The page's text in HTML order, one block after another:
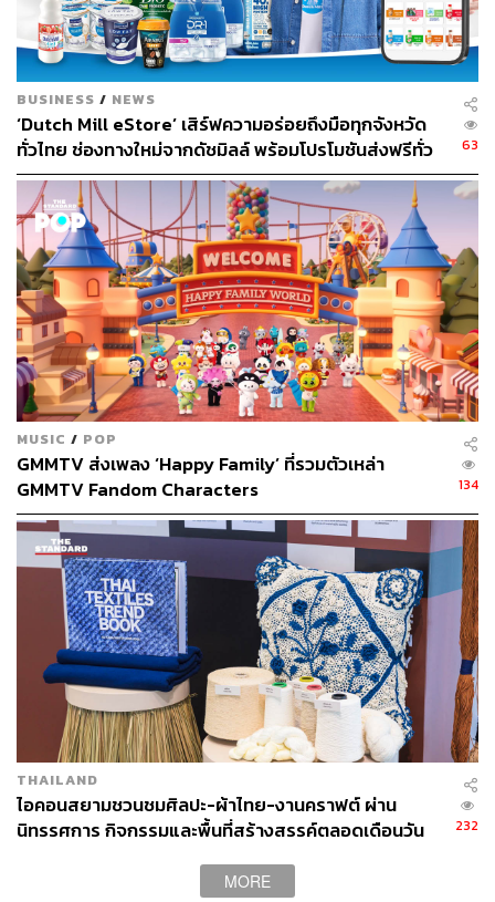
และเพื่อให้การสื่อสารทรงพลังยิ่งขึ้น จึงนำเสนอผ่าน Music
Marketingที่ใช้ดนตรีและความสนุกเป็นตัวกลางในการ
สื่อสารเรื่อง self-love และ self-definition ในแบบเข้าถึงง่าย
ทำนองติดหู และสร้างการจดจำแบรนด์ให้กับผู้คน
แม้โลกบิวตี้วันนี้จะเต็มไปด้วยเทรนด์ใหม่และนิยามความงาม
ที่เปลี่ยนอยู่ตลอดเวลา แต่ sasi เชื่อว่า คนที่มีสิทธิ์นิยามความ
งามของเราได้ดีที่สุด ก็คือ “ตัวเราเอง”
รักที่เราเป็นเรา อิสระในการเป็นเรา ไปด้วยกันศิ
Because “We” Can
ติดตามรายละเอียดแคมเปญเพิ่มเติมได้ที่ sasidiary ›
TAGS: เก้า-สุภัสสรา ธนชาต เพลงใหม่
Sasi
PROXIE (พร็อกซี)
หฤษฎ์ บัวย้อย
PROXIE
น้ำปิง-นภัสกร ปิงเมือง
Advertorial
BUSINESS / NEWS
‘Dutch Mill eStore’ เสิร์ฟความอร่อยถึงมือทุกจังหวัด
ทั่วไทย ช่องทางใหม่จากดัชมิลล์ พร้อมโปรโมชันส่งฟรีทั่ว
ประเทศ ส่งไว สั่งก่อนเที่ยง ได้ของวันถัดไป ส่งสินค้าแบบ
เย็นตรงจากโรงงาน [ADVERTORIAL]
63
MUSIC / POP
GMMTV ส่งเพลง ‘Happy Family’ ที่รวมตัวเหล่า
GMMTV Fandom Characters
134
THAILAND
ไอคอนสยามชวนชมศิลปะ-ผ้าไทย-งานคราฟต์ ผ่าน
นิทรรศการ กิจกรรมและพื้นที่สร้างสรรค์ตลอดเดือนวัน
232
MORE